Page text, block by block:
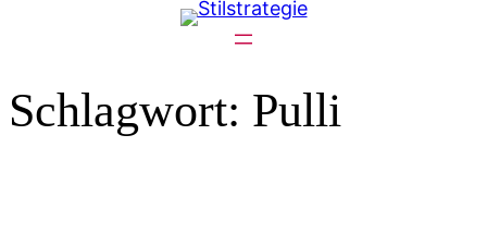
Schlagwort: Pulli